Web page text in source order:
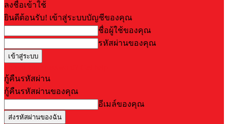
ลงชื่อเข้าใช้
ยินดีต้อนรับ! เข้าสู่ระบบบัญชีของคุณ
ชื่อผู้ใช้ของคุณ
รหัสผ่านของคุณ
กู้คืนรหัสผ่าน
กู้คืนรหัสผ่านของคุณ
อีเมล์ของคุณ